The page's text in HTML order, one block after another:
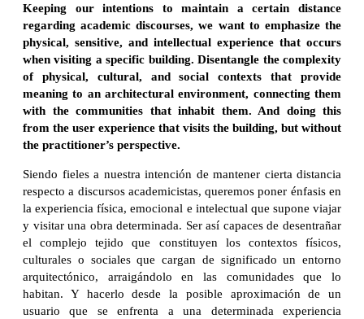
Keeping our intentions to maintain a certain distance
regarding academic discourses, we want to emphasize the
physical, sensitive, and intellectual experience that occurs
when visiting a specific building. Disentangle the complexity
of physical, cultural, and social contexts that provide
meaning to an architectural environment, connecting them
with the communities that inhabit them. And doing this
from the user experience that visits the building, but without
the practitioner’s perspective.
Siendo fieles a nuestra intención de mantener cierta distancia
respecto a discursos academicistas, queremos poner énfasis en
la experiencia física, emocional e intelectual que supone viajar
y visitar una obra determinada. Ser así capaces de desentrañar
el complejo tejido que constituyen los contextos físicos,
culturales o sociales que cargan de significado un entorno
arquitectónico, arraigándolo en las comunidades que lo
habitan. Y hacerlo desde la posible aproximación de un
usuario que se enfrenta a una determinada experiencia